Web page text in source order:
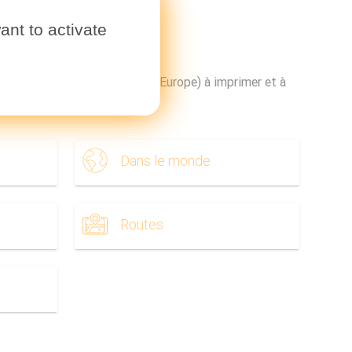
(Europe de l'Ouest - Europe) à imprimer et à
Dans le monde
Routes
to activate